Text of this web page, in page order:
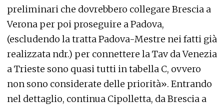
preliminari che dovrebbero collegare Brescia a
Verona per poi proseguire a Padova,
(escludendo la tratta Padova-Mestre nei fatti già
realizzata ndr.) per connettere la Tav da Venezia
a Trieste sono quasi tutti in tabella C, ovvero
non sono considerate delle priorità». Entrando
nel dettaglio, continua Cipolletta, da Brescia a